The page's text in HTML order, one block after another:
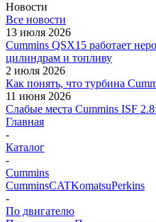
Новости
Все новости
13 июля 2026
Cummins QSX15 работает
цилиндрам и топливу
2 июля 2026
Как понять, что турбина
11 июня 2026
Слабые места Cummins ISF
Главная
-
Каталог
-
Cummins
CumminsCATKomatsuPerkins
-
По двигателю